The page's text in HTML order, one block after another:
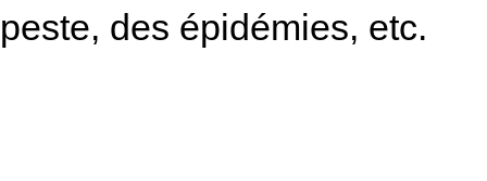
peste, des épidémies, etc.